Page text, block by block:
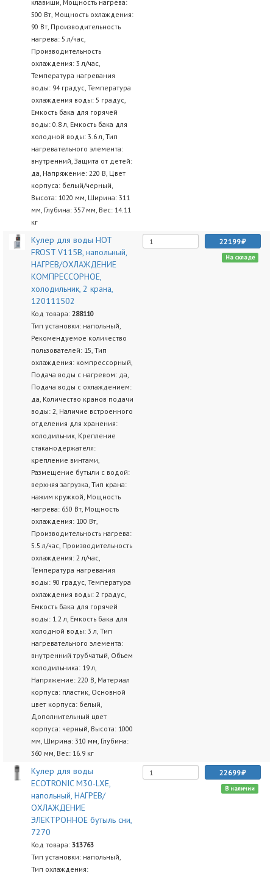
клавиши, Мощность нагрева:
500 Вт, Мощность охлаждения:
90 Вт, Производительность
нагрева: 5 л/час,
Производительность
охлаждения: 3 л/час,
Температура нагревания
воды: 94 градус, Температура
охлаждения воды: 5 градус,
Емкость бака для горячей
воды: 0.8 л, Емкость бака для
холодной воды: 3.6 л, Тип
нагревательного элемента:
внутренний, Защита от детей:
да, Напряжение: 220 В, Цвет
корпуса: белый/черный,
Высота: 1020 мм, Ширина: 311
мм, Глубина: 357 мм, Вес: 14.11
кг
Кулер для воды HOT
FROST V115B, напольный,
НАГРЕВ/ОХЛАЖДЕНИЕ
КОМПРЕССОРНОЕ,
холодильник, 2 крана,
120111502
Код товара: 288110
Тип установки: напольный,
Рекомендуемое количество
пользователей: 15, Тип
охлаждения: компрессорный,
Подача воды с нагревом: да,
Подача воды с охлаждением:
да, Количество кранов подачи
воды: 2, Наличие встроенного
отделения для хранения:
холодильник, Крепление
стаканодержателя:
крепление винтами,
Размещение бутыли с водой:
верхняя загрузка, Тип крана:
нажим кружкой, Мощность
нагрева: 650 Вт, Мощность
охлаждения: 100 Вт,
Производительность нагрева:
5.5 л/час, Производительность
охлаждения: 2 л/час,
Температура нагревания
воды: 90 градус, Температура
охлаждения воды: 2 градус,
Емкость бака для горячей
воды: 1.2 л, Емкость бака для
холодной воды: 3 л, Тип
нагревательного элемента:
внутренний трубчатый, Объем
холодильника: 19 л,
Напряжение: 220 В, Материал
корпуса: пластик, Основной
цвет корпуса: белый,
Дополнительный цвет
корпуса: черный, Высота: 1000
мм, Ширина: 310 мм, Глубина:
360 мм, Вес: 16.9 кг
22199
На складе
Кулер для воды
ECOTRONIC M30-LXE,
напольный, НАГРЕВ/
ОХЛАЖДЕНИЕ
ЭЛЕКТРОННОЕ бутыль сни,
7270
Код товара: 313763
Тип установки: напольный,
Тип охлаждения:
22699
В наличии